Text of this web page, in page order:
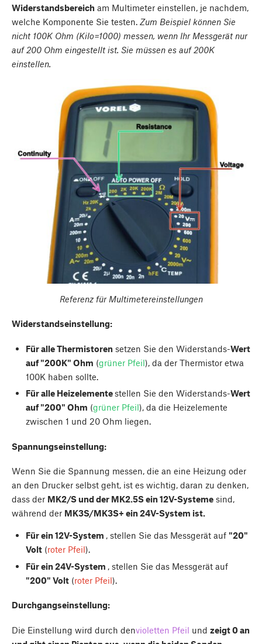
Widerstandsbereich am Multimeter einstellen, je nachdem,
welche Komponente Sie testen. Zum Beispiel können Sie
nicht 100K Ohm (Kilo=1000) messen, wenn Ihr Messgerät nur
auf 200 Ohm eingestellt ist. Sie müssen es auf 200K
einstellen.
Referenz für Multimetereinstellungen
Widerstandseinstellung:
Für alle Thermistorensetzen Sie den Widerstands-Wert
auf "200K" Ohm (grüner Pfeil), da der Thermistor etwa
100K haben sollte.
Für alle Heizelementestellen Sie den Widerstands-Wert
auf "200" Ohm (grüner Pfeil), da die Heizelemente
zwischen 1 und 20 Ohm liegen.
Spannungseinstellung:
Wenn Sie die Spannung messen, die an eine Heizung oder
an den Drucker selbst geht, ist es wichtig, daran zu denken,
dass der MK2/S und der MK2.5S ein 12V-Systeme sind,
während der MK3S/MK3S+ ein 24V-System ist.
Für ein 12V-System , stellen Sie das Messgerät auf "20"
Volt(roter Pfeil).
Für ein 24V-System
, stellen Sie das Messgerät auf
"200" Volt(roter Pfeil).
Durchgangseinstellung:
Die Einstellung wird durch denvioletten Pfeil und zeigt 0 an